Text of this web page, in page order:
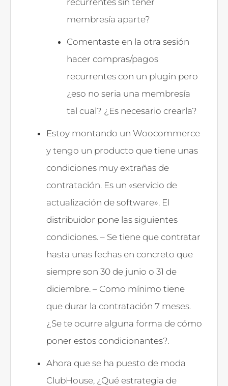
membresía aparte?
Comentaste en la otra sesión
hacer compras/pagos
recurrentes con un plugin pero
¿eso no seria una membresía
tal cual? ¿Es necesario crearla?
Estoy montando un Woocommerce
y tengo un producto que tiene unas
condiciones muy extrañas de
contratación. Es un «servicio de
actualización de software». El
distribuidor pone las siguientes
condiciones. – Se tiene que contratar
hasta unas fechas en concreto que
siempre son 30 de junio o 31 de
diciembre. – Como mínimo tiene
que durar la contratación 7 meses.
¿Se te ocurre alguna forma de cómo
poner estos condicionantes?.
Ahora que se ha puesto de moda
ClubHouse, ¿Qué estrategia de